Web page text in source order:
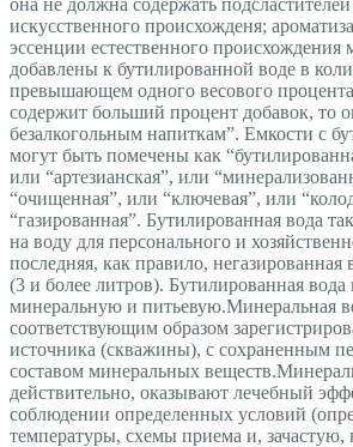
искусственного происхожденя;
эссенции естественного происхождения
добавлены к бутилированной воде в
превышающем одного весового
содержит больший процент добавок, то
безалкогольным напиткам”. Емкости с
могут быть помечены как
или “артезианская”, или
“очищенная”, или “ключевая”, или
“газированная”. Бутилированная вода
на воду для персонального и
последняя, как правило,
(3 и более литров). Бутилированная вода
минеральную и питьевую.Минеральная
соответствующим образом
источника (скважины), с сохраненным
составом минеральных
действительно, оказывают лечебный
соблюдении определенных условий
температуры, схемы приема и, зачастую,